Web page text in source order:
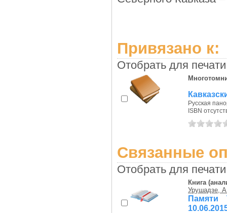
Привязано к:
Отобрать для
Русская
ISBN
Связанные
Отобрать для
Книга
Урушадзе,
Памяти